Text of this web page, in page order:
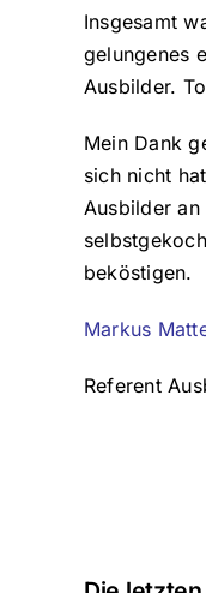
Insgesamt
gelungenes
Ausbilder.
Mein Dank
sich nicht
Ausbilder
beköstigen.
Markus
Referent